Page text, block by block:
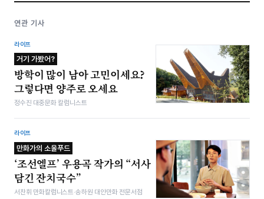
연관 기사
라이프
거기 가봤어?
방학이 많이 남아 고민이세요?
그렇다면 양주로 오세요
정수진 대중문화 칼럼니스트
라이프
만화가의 소울푸드
‘조선엘프’ 우용곡 작가의 “서사
담긴 잔치국수”
서찬휘 만화칼럼니스트·송하원 대안만화 전문서점